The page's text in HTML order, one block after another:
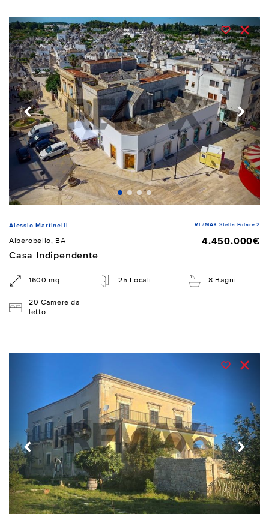
Alessio Martinelli RE/MAX Stella Polare 2
Alberobello, BA
4.450.000€
Casa Indipendente
1600 mq 25 Locali 8 Bagni
20 Camere da
letto